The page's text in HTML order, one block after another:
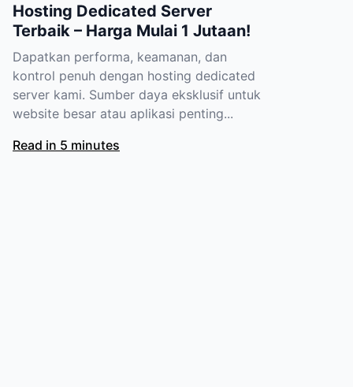
Hosting Dedicated Server
Terbaik – Harga Mulai 1 Jutaan!
Dapatkan performa, keamanan, dan
kontrol penuh dengan hosting dedicated
server kami. Sumber daya eksklusif untuk
website besar atau aplikasi penting...
Read in 5 minutes